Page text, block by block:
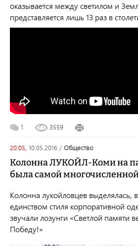
оказывается между светилом и
представляется лишь 13 раз в
1 3559
20:05, 10.05.2016 / общество
Колонна ЛУКОЙЛ-Коми на
была самой
Колонна лукойловцев выделялась,
единством стиля корпоративной
звучали лозунги «Светлой памяти
Победу!»